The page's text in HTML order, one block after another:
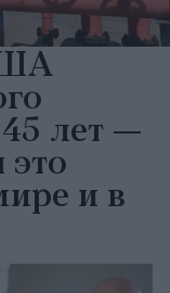
45 лет —
это
и в